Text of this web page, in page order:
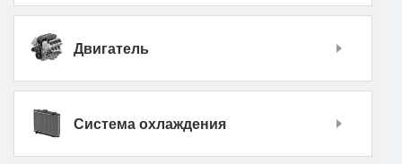
Двигатель
Система охлаждения